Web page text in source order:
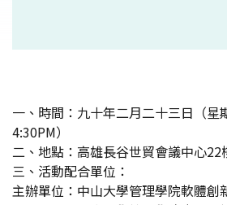
一、時間：九十年二月二十三日（星
4:30PM）
二、地點：高雄長谷世貿會議中心22
三、活動配合單位：
主辦單位：中山大學管理學院軟體創